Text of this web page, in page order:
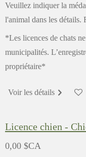
Veuillez indiquer la
l'animal dans les détails.
*Les licences de chats
municipalités.
propriétaire*
Voir les détails
Licence chien -
0,00 $CA